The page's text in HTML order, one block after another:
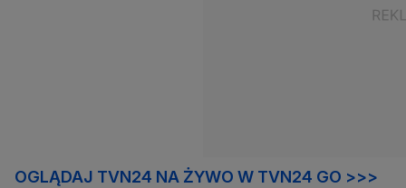
OGLĄDAJ TVN24 NA ŻYWO W TVN24 GO >>>